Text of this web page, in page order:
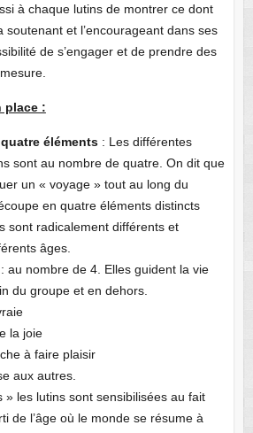
à chaque lutins de montrer ce dont
soutenant et l’encourageant dans ses
de s’engager et de prendre des
place :
éléments: Les différentes
sont au nombre de quatre. On dit que
un « voyage » tout au long du
en quatre éléments distincts
sont radicalement différents et
âges.
au nombre de 4. Elles guident la vie
du groupe et en dehors.
la joie
à faire plaisir
aux autres.
» les lutins sont sensibilisées au fait
de l’âge où le monde se résume à